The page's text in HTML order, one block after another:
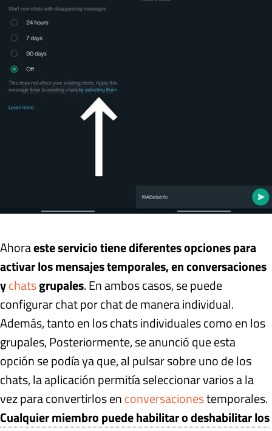
Ahoraeste servicio tiene diferentes opciones para
activar los mensajes temporales, en conversaciones
ychatsgrupales. En ambos casos, se puede
configurar chat por chat de manera individual.
Además, tanto en los chats individuales como en los
grupales, Posteriormente, se anunció que esta
opción se podía ya que, al pulsar sobre uno de los
chats, la aplicación permitía seleccionar varios a la
vez para convertirlos enconversacionestemporales.
Cualquier miembro puede habilitar o deshabilitar los